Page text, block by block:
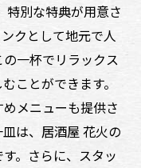
特別な特典が用意さ
クとして地元で人
一杯でリラックス
ことができます。
メニューも提供さ
は、居酒屋 花火の
。さらに、スタッ